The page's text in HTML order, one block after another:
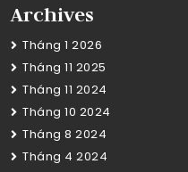
Archives
Tháng 1 2026
Tháng 11 2025
Tháng 11 2024
Tháng 10 2024
Tháng 8 2024
Tháng 4 2024